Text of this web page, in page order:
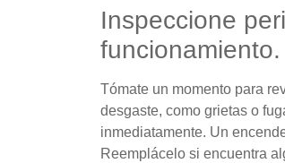
Inspeccione
funcionamiento.
Tómate un momento para
desgaste, como grietas o
inmediatamente. Un
Reemplácelo si encuentra